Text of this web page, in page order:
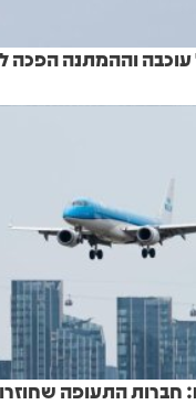
וההמתנה הפכה
חברות התעופה